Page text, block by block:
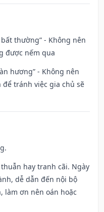
thường” - Không nên
được nếm qua
hương” - Không nên
tránh việc gia chủ sẽ
hay tranh cãi. Ngày
dễ dẫn đến nội bộ
làm ơn nên oán hoặc